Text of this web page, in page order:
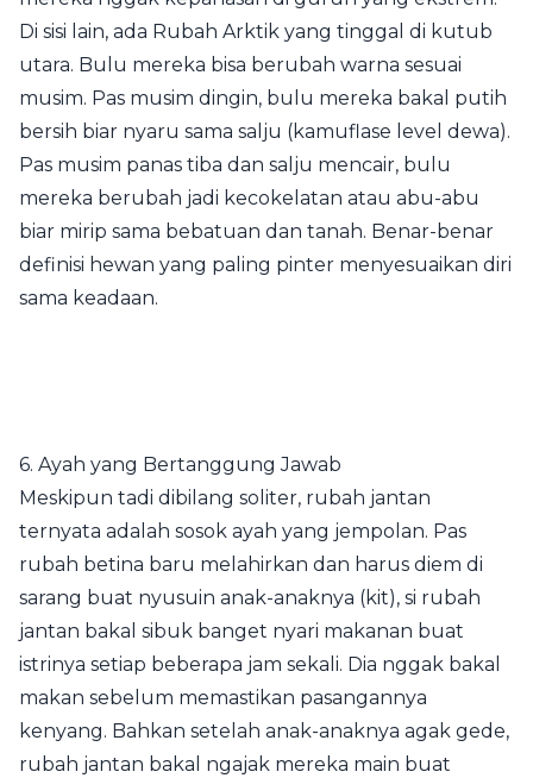
Di sisi lain, ada Rubah Arktik yang tinggal di kutub
utara. Bulu mereka bisa berubah warna sesuai
musim. Pas musim dingin, bulu mereka bakal putih
bersih biar nyaru sama salju (kamuflase level dewa).
Pas musim panas tiba dan salju mencair, bulu
mereka berubah jadi kecokelatan atau abu-abu
biar mirip sama bebatuan dan tanah. Benar-benar
definisi hewan yang paling pinter menyesuaikan diri
sama keadaan.
6. Ayah yang Bertanggung Jawab
Meskipun tadi dibilang soliter, rubah jantan
ternyata adalah sosok ayah yang jempolan. Pas
rubah betina baru melahirkan dan harus diem di
sarang buat nyusuin anak-anaknya (kit), si rubah
jantan bakal sibuk banget nyari makanan buat
istrinya setiap beberapa jam sekali. Dia nggak bakal
makan sebelum memastikan pasangannya
kenyang. Bahkan setelah anak-anaknya agak gede,
rubah jantan bakal ngajak mereka main buat